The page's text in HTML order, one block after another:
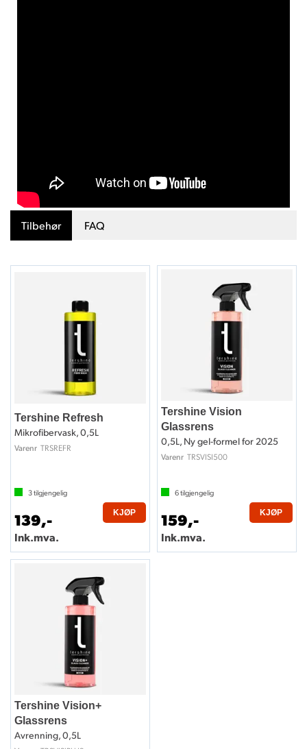
Tilbehør FAQ
Tershine Refresh
Mikrofibervask, 0,5L
Varenr TRSREFR
3tilgjengelig
139,-
Ink.mva.
KJØP
Tershine Vision
Glassrens
0,5L, Ny gel-formel for 2025
Varenr TRSVISI500
6tilgjengelig
159,-
Ink.mva.
KJØP
Tershine Vision+
Glassrens
Avrenning, 0,5L